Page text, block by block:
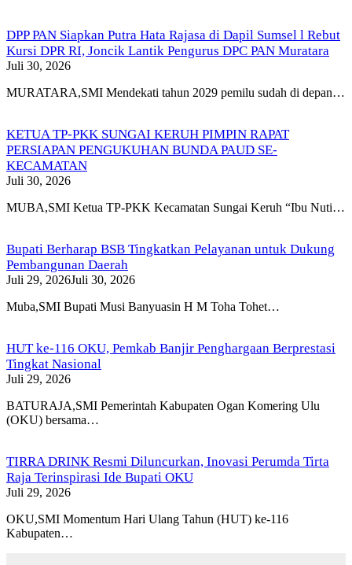
DPP PAN Siapkan Putra Hata Rajasa di Dapil Sumsel l Rebut
Kursi DPR RI, Joncik Lantik Pengurus DPC PAN Muratara
Juli 30, 2026
MURATARA,SMI Mendekati tahun 2029 pemilu sudah di depan…
KETUA TP-PKK SUNGAI KERUH PIMPIN RAPAT
PERSIAPAN PENGUKUHAN BUNDA PAUD SE-
KECAMATAN
Juli 30, 2026
MUBA,SMI Ketua TP-PKK Kecamatan Sungai Keruh “Ibu Nuti…
Bupati Berharap BSB Tingkatkan Pelayanan untuk Dukung
Pembangunan Daerah
Juli 29, 2026Juli 30, 2026
Muba,SMI Bupati Musi Banyuasin H M Toha Tohet…
HUT ke-116 OKU, Pemkab Banjir Penghargaan Berprestasi
Tingkat Nasional
Juli 29, 2026
BATURAJA,SMI Pemerintah Kabupaten Ogan Komering Ulu
(OKU) bersama…
TIRRA DRINK Resmi Diluncurkan, Inovasi Perumda Tirta
Raja Terinspirasi Ide Bupati OKU
Juli 29, 2026
OKU,SMI Momentum Hari Ulang Tahun (HUT) ke-116
Kabupaten…